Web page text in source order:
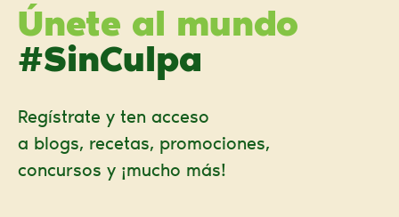
Únete al mundo
#SinCulpa
Regístrate y ten acceso
a blogs, recetas, promociones,
concursos y ¡mucho más!